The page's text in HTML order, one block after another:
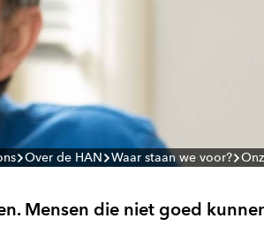
Over de HAN Waar staan we voor?
Mensen die niet goed